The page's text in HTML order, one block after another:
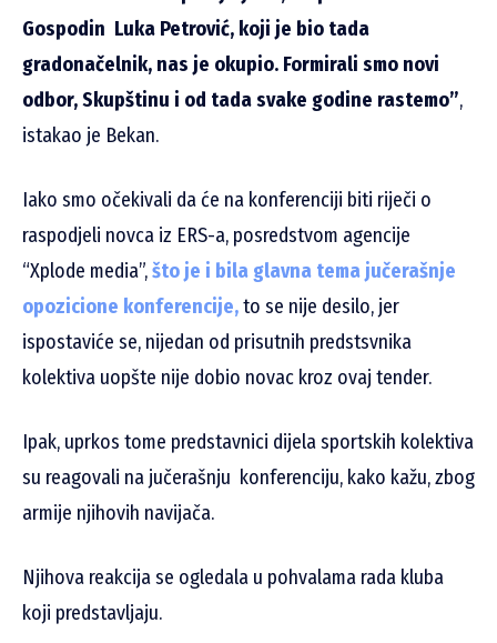
Gospodin Luka Petrović, koji je bio tada
gradonačelnik, nas je okupio. Formirali smo novi
odbor, Skupštinu i od tada svake godine rastemo”,
istakao je Bekan.
Iako smo očekivali da će na konferenciji biti riječi o
raspodjeli novca iz ERS-a, posredstvom agencije
“Xplode media”,što je i bila glavna tema jučerašnje
opozicione konferencije,to se nije desilo, jer
ispostaviće se, nijedan od prisutnih predstsvnika
kolektiva uopšte nije dobio novac kroz ovaj tender.
Ipak, uprkos tome predstavnici dijela sportskih kolektiva
su reagovali na jučerašnju konferenciju, kako kažu, zbog
armije njihovih navijača.
Njihova reakcija se ogledala u pohvalama rada kluba
koji predstavljaju.